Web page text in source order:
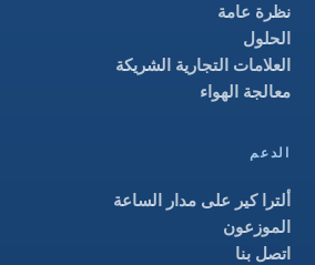
نظرة عامة
الحلول
العلامات التجارية الشريكة
معالجة الهواء
الدعم
ألترا كير على مدار الساعة
الموزعون
اتصل بنا